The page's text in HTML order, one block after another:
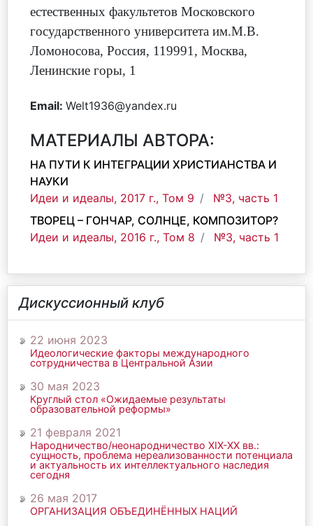
естественных факультетов Московского
государственного университета им.М.В.
Ломоносова, Россия, 119991, Москва,
Ленинские горы, 1
Email: Welt1936@yandex.ru
МАТЕРИАЛЫ АВТОРА:
НА ПУТИ К ИНТЕГРАЦИИ ХРИСТИАНСТВА И
НАУКИ
Идеи и идеалы, 2017 г., Том 9
№3, часть 1
ТВОРЕЦ – ГОНЧАР, СОЛНЦЕ, КОМПОЗИТОР?
Идеи и идеалы, 2016 г., Том 8
№3, часть 1
Дискуссионный клуб
22 июня 2023
Идеологические факторы международного
сотрудничества в Центральной Азии
30 мая 2023
Круглый стол «Ожидаемые результаты
образовательной реформы»
21 февраля 2021
Народничество/неонародничество ХIХ-ХХ вв.:
сущность, проблема нереализованности потенциала
и актуальность их интеллектуального наследия
сегодня
26 мая 2017
ОРГАНИЗАЦИЯ ОБЪЕДИНЁННЫХ НАЦИЙ